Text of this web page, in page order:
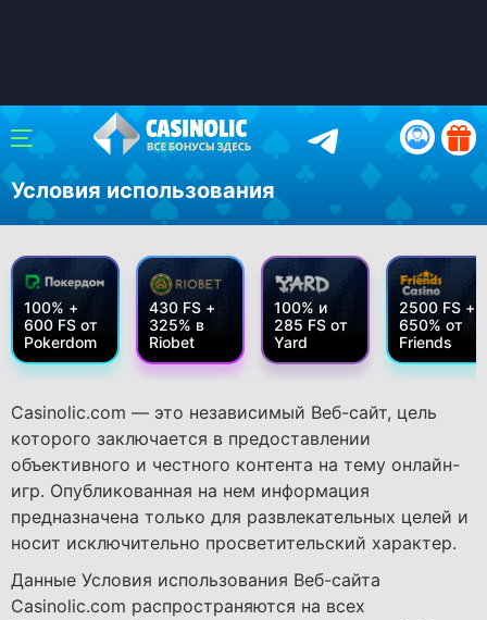
Условия использования
100% +
600 FS от
Pokerdom
430 FS +
325% в
Riobet
100% и
285 FS от
Yard
2500 FS +
650% от
Friends
Casinolic.com — это независимый Веб-сайт, цель
которого заключается в предоставлении
объективного и честного контента на тему онлайн-
игр. Опубликованная на нем информация
предназначена только для развлекательных целей и
носит исключительно просветительский характер.
Данные Условия использования Веб-сайта
Casinolic.com распространяются на всех